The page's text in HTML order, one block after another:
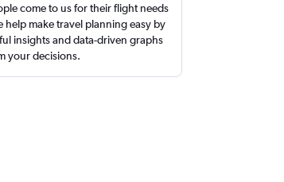
come to us for their flight needs
help make travel planning easy by
insights and data-driven graphs
your decisions.